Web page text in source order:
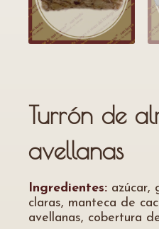
Turrón de
avellanas
Ingredientes: azúcar,
claras, manteca de
avellanas, cobertura